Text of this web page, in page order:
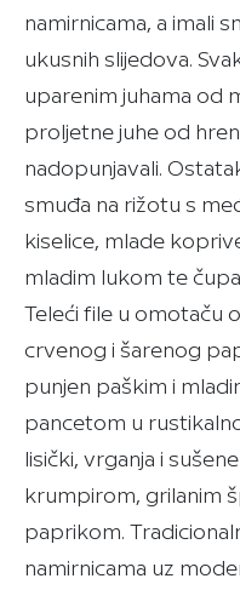
namirnicama, a imali
ukusnih slijedova.
uparenim juhama od
proljetne juhe od
nadopunjavali.
smuđa na rižotu s
kiselice, mlade
mladim lukom te
Teleći file u omotaču
crvenog i šarenog
punjen paškim i
pancetom u
lisički, vrganja i
krumpirom, grilanim
paprikom.
namirnicama uz